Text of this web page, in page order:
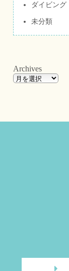
ダイビング
未分類
Archives